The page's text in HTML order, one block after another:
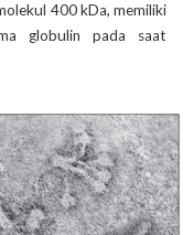
400 kDa, memiliki
globulin pada saat